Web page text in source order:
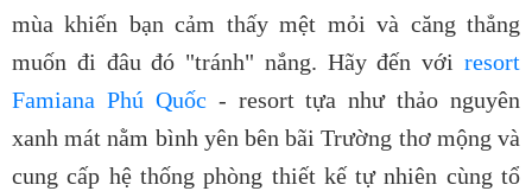
mùa khiến bạn cảm thấy mệt mỏi và căng thẳng
muốn đi đâu đó "tránh" nắng. Hãy đến với resort
Famiana Phú Quốc - resort tựa như thảo nguyên
xanh mát nằm bình yên bên bãi Trường thơ mộng và
cung cấp hệ thống phòng thiết kế tự nhiên cùng tổ